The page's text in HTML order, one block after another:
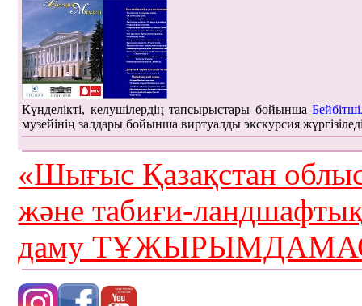
Күнделікті, келушілердің тапсырыстары бойынша
музейінің залдары бойынша виртуалды экскурсия
«Шығыс Қазақстан
және табиғи-
даму